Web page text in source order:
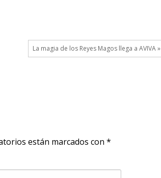
La magia de los Reyes Magos llega a AVIVA »
están marcados con *